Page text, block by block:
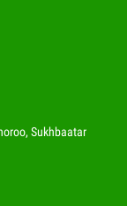
Sukhbaatar